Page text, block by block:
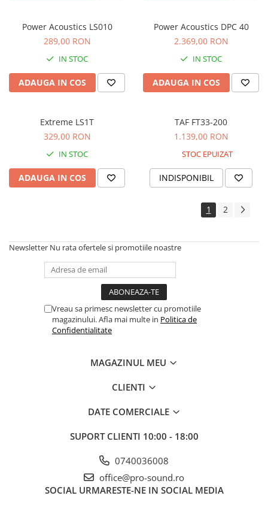
Lasere
Masini de fum si ceata
Mixere DMX
Moving Head-uri
Par Led si Pinspot
Scene şi Ring-uri de Dans
Stative si schela lumini
Instrumente Muzicale
Chitare si bass
Claviaturi
Instrumente si jucarii pentru copii
Instrumente traditionale
Accesorii DJ
Accesorii Pick-up si Vinyl
Controllere MIDI - USB DAW
Cabluri si conectori
Power Acoustics LS010
289,00 RON
IN STOC
ADAUGA IN COS
Power Acoustics DPC 40
2.369,00 RON
IN STOC
ADAUGA IN COS
Extreme LS1T
329,00 RON
IN STOC
ADAUGA IN COS
TAF FT33-200
1.139,00 RON
STOC EPUIZAT
INDISPONIBIL
1 2
Newsletter Nu rata ofertele si promotiile noastre
Vreau sa primesc newsletter cu promotiile
magazinului. Afla mai multe in Politica de
Confidentialitate
MAGAZINUL MEU
CLIENTI
DATE COMERCIALE
SUPORT CLIENTI 10:00 - 18:00
0740036008
office@pro-sound.ro
SOCIAL URMARESTE-NE IN SOCIAL MEDIA